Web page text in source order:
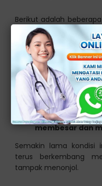
Berikut adalah
dan membesar di
Infeksi HPV aktif
jaringan di area
Daya tahan
lebih mudah
Tidak
membuat kutil
Gesekan atau
membesar dan
Semakin lama kondisi
terus berkembang
tampak menonjol.